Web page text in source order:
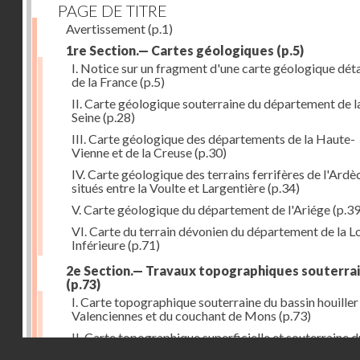
PAGE DE TITRE
Avertissement(p.1)
1re Section.— Cartes géologiques (p.5)
I. Notice sur un fragment d'une carte géologique
de la France(p.5)
II. Carte géologique souterraine du département de
Seine(p.28)
III. Carte géologique des départements de la Haute-
Vienne et de la Creuse(p.30)
IV. Carte géologique des terrains ferrifères de
situés entre la Voulte et Largentière(p.34)
V. Carte géologique du département de l'Ariége
VI. Carte du terrain dévonien du département de la
Inférieure(p.71)
2e Section.— Travaux topographiques
(p.73)
I. Carte topographique souterraine du bassin
Valenciennes et du couchant de Mons (p.73)
II. Carte topographique superficielle et souterraine